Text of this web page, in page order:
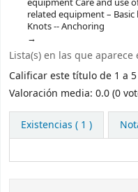
related equipment –
Knots -- Anchoring
Lista(s) en las que aparece
Valoración
Calificar este título de 1 a
Valoración media: 0.0 (0
Existencias ( 1 )